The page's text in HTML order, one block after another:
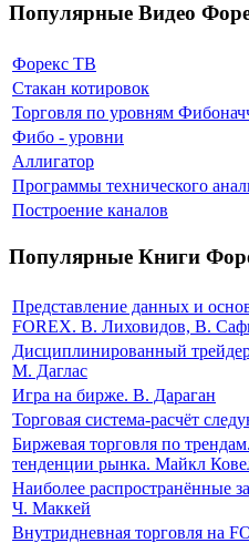
Популярные Видео
Форекс ТВ
Стакан котировок
Торговля по уровням
Фибо - уровни
Аллигатор
Программы технического
Построение каналов
Популярные Книги
Представление данных и
FOREX. В. Лиховидов, В.
Дисциплинированный
М. Даглас
Игра на бирже. В. Дараган
Торговая система-расчёт
Биржевая торговля по
тенденции рынка. Майкл
Наиболее распространённые
Ч. Маккей
Внутридневная торговля на